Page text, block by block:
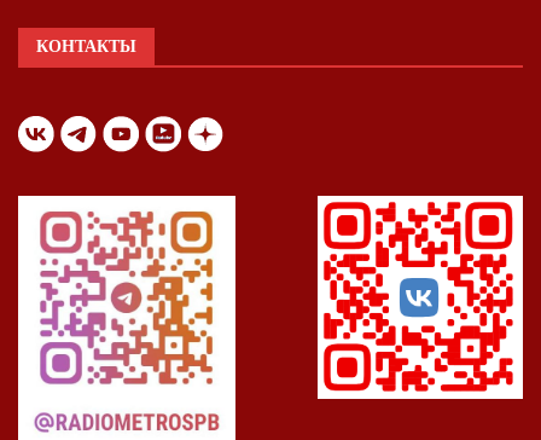
КОНТАКТЫ